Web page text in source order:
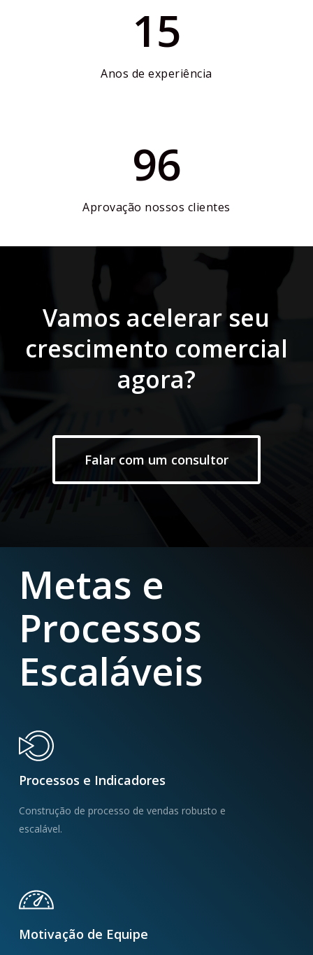
15
Anos de experiência
96
Aprovação nossos clientes
Vamos acelerar seu
crescimento comercial
agora?
Falar com um consultor
Metas e
Processos
Escaláveis
Processos e Indicadores
Construção de processo de vendas robusto e
escalável.
Motivação de Equipe